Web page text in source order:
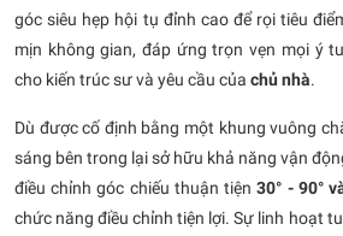
góc siêu hẹp hội tụ đỉnh cao để rọi tiêu
mịn không gian, đáp ứng trọn vẹn mọi ý
cho kiến trúc sư và yêu cầu của chủ nhà.
Dù được cố định bằng một khung vuông
sáng bên trong lại sở hữu khả năng vận
điều chỉnh góc chiếu thuận tiện30° - 90°
chức năng điều chỉnh tiện lợi. Sự linh hoạt